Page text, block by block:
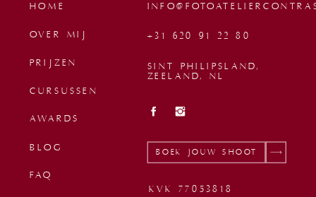
BOEK JOUW SHOOT
SINT PHILIPSLAND,
ZEELAND, NL
+31 620 91 22 80
BLOG
CURSUSSEN
PRIJZEN
OVER MIJ
HOME
AWARDS
FAQ
KVK 77053818